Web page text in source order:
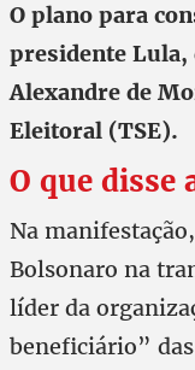
O plano para
presidente Lula,
Alexandre de
Eleitoral (TSE).
O que disse
Na
Bolsonaro na
líder da
beneficiário”